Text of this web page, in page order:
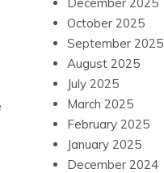
October 2025
September 2025
August 2025
July 2025
March 2025
February 2025
January 2025
December 2024